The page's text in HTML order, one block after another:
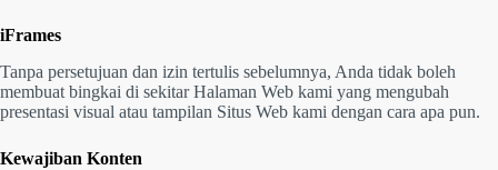
iFrames
Tanpa persetujuan dan izin tertulis sebelumnya, Anda tidak boleh
membuat bingkai di sekitar Halaman Web kami yang mengubah
presentasi visual atau tampilan Situs Web kami dengan cara apa pun.
Kewajiban Konten